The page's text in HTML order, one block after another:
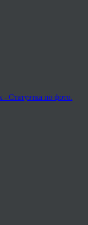
Статуэтка по фото.